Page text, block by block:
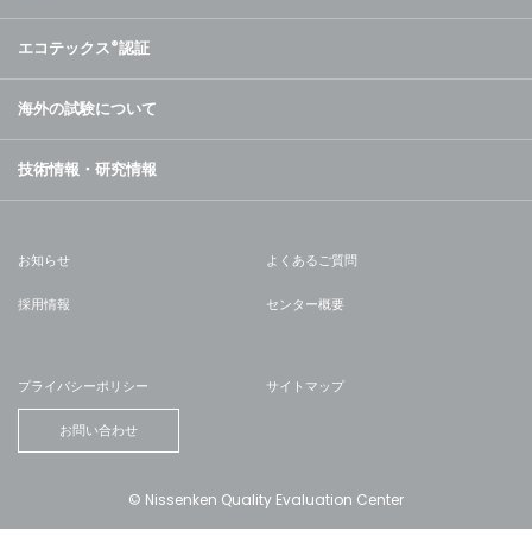
エコテックス®認証
海外の試験について
技術情報・研究情報
お知らせ よくあるご質問
採用情報 センター概要
プライバシーポリシー サイトマップ
お問い合わせ
© Nissenken Quality Evaluation Center